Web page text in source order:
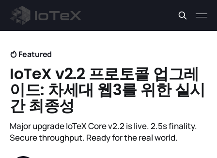
Featured
IoTeX v2.2 프로토콜 업그레
이드: 차세대 웹3를 위한 실시
간 최종성
Major upgrade IoTeX Core v2.2 is live. 2.5s finality.
Secure throughput. Ready for the real world.